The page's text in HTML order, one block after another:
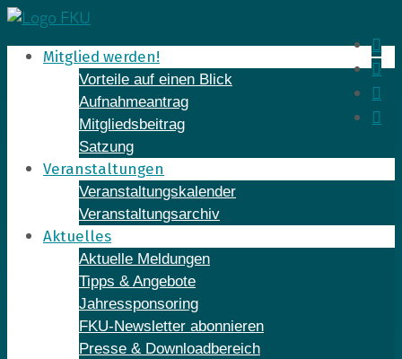
Skip
to
contentMitglied werden!
Vorteile auf einen Blick
Aufnahmeantrag
Mitgliedsbeitrag
Satzung
Veranstaltungen
Veranstaltungskalender
Veranstaltungsarchiv
Aktuelles
Aktuelle Meldungen
Tipps & Angebote
Jahressponsoring
FKU-Newsletter abonnieren
Presse & Downloadbereich